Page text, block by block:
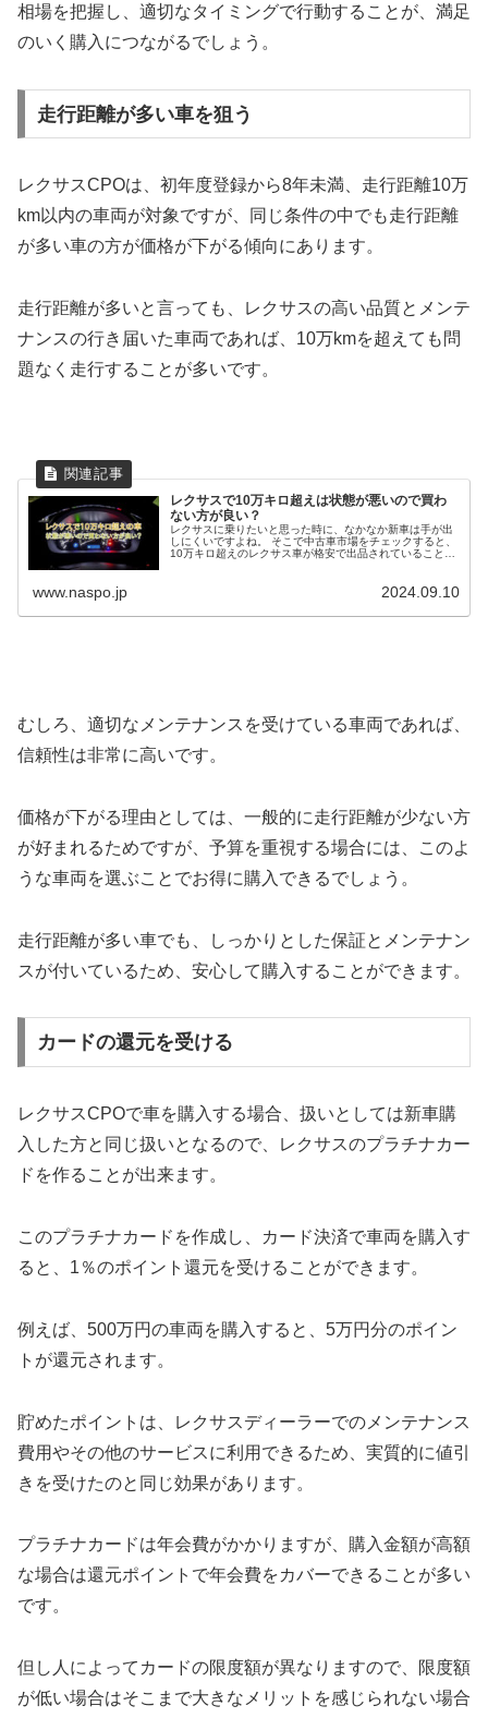
相場を把握し、適切なタイミングで行動することが、満足
のいく購入につながるでしょう。
走行距離が多い車を狙う
レクサスCPOは、初年度登録から8年未満、走行距離10万
km以内の車両が対象ですが、同じ条件の中でも走行距離
が多い車の方が価格が下がる傾向にあります。
走行距離が多いと言っても、レクサスの高い品質とメンテ
ナンスの行き届いた車両であれば、10万kmを超えても問
題なく走行することが多いです。
レクサスで10万キロ超えは状態が悪いので買わ
ない方が良い？
レクサスに乗りたいと思った時に、なかなか新車は手が出
しにくいですよね。 そこで中古車市場をチェックすると、
10万キロ超えのレクサス車が格安で出品されていることも
www.naspo.jp 2024.09.10
むしろ、適切なメンテナンスを受けている車両であれば、
信頼性は非常に高いです。
価格が下がる理由としては、一般的に走行距離が少ない方
が好まれるためですが、予算を重視する場合には、このよ
うな車両を選ぶことでお得に購入できるでしょう。
走行距離が多い車でも、しっかりとした保証とメンテナン
スが付いているため、安心して購入することができます。
カードの還元を受ける
レクサスCPOで車を購入する場合、扱いとしては新車購
入した方と同じ扱いとなるので、レクサスのプラチナカー
ドを作ることが出来ます。
このプラチナカードを作成し、カード決済で車両を購入す
ると、1％のポイント還元を受けることができます。
例えば、500万円の車両を購入すると、5万円分のポイン
トが還元されます。
貯めたポイントは、レクサスディーラーでのメンテナンス
費用やその他のサービスに利用できるため、実質的に値引
きを受けたのと同じ効果があります。
プラチナカードは年会費がかかりますが、購入金額が高額
な場合は還元ポイントで年会費をカバーできることが多い
です。
但し人によってカードの限度額が異なりますので、限度額
が低い場合はそこまで大きなメリットを感じられない場合